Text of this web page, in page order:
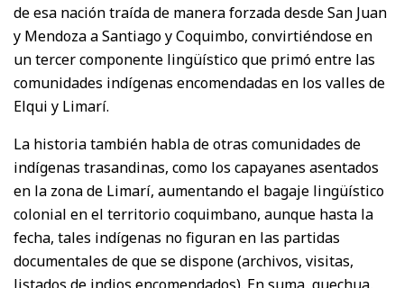
de esa nación traída de manera forzada desde San Juan
y Mendoza a Santiago y Coquimbo, convirtiéndose en
un tercer componente lingüístico que primó entre las
comunidades indígenas encomendadas en los valles de
Elqui y Limarí.
La historia también habla de otras comunidades de
indígenas trasandinas, como los capayanes asentados
en la zona de Limarí, aumentando el bagaje lingüístico
colonial en el territorio coquimbano, aunque hasta la
fecha, tales indígenas no figuran en las partidas
documentales de que se dispone (archivos, visitas,